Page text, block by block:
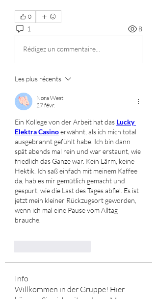
0
1 8
Rédigez un commentaire...
Les plus récents
Nora West
27 févr.
Ein Kollege von der Arbeit hat das Lucky
Elektra Casino erwähnt, als ich mich total
ausgebrannt gefühlt habe. Ich bin dann
spät abends mal rein und war erstaunt, wie
friedlich das Ganze war. Kein Lärm, keine
Hektik. Ich saß einfach mit meinem Kaffee
da, hab es mir gemütlich gemacht und
gespürt, wie die Last des Tages abfiel. Es ist
jetzt mein kleiner Rückzugsort geworden,
wenn ich mal eine Pause vom Alltag
brauche.
Info
Willkommen in der Gruppe! Hier